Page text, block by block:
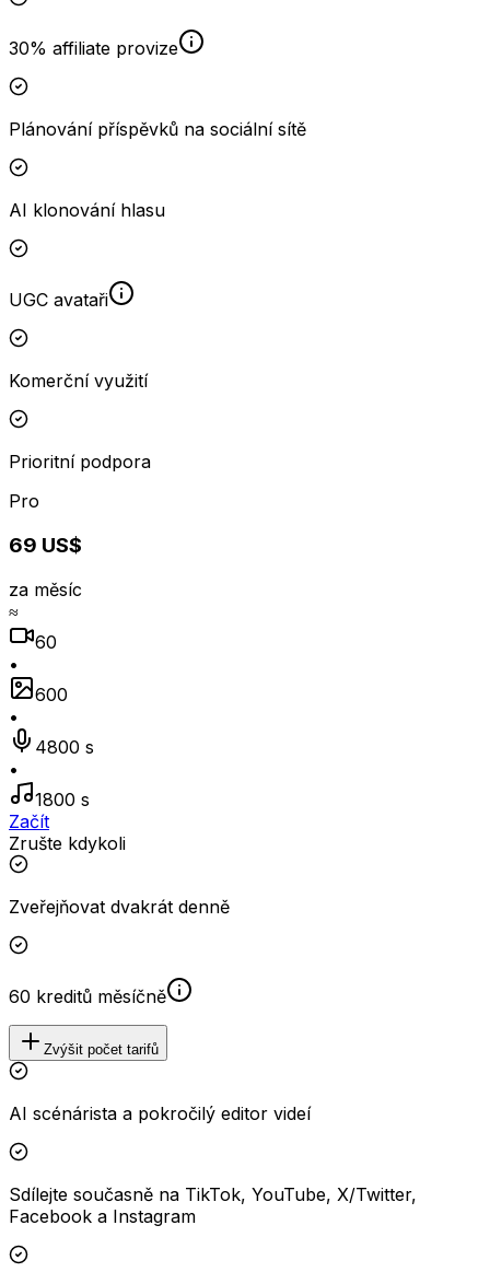
30% affiliate provize
Plánování příspěvků na sociální sítě
AI klonování hlasu
UGC avataři
Komerční využití
Prioritní podpora
Pro
69 US$
za měsíc
≈
60
•
600
•
4800 s
•
1800 s
Začít
Zrušte kdykoli
Zveřejňovat dvakrát denně
60 kreditů měsíčně
Zvýšit počet tarifů
AI scénárista a pokročilý editor videí
Sdílejte současně na TikTok, YouTube, X/Twitter,
Facebook a Instagram